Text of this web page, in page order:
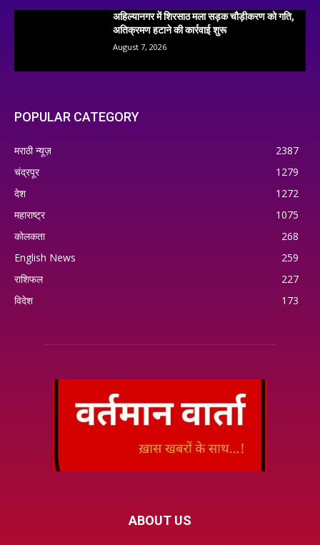
अहिल्यानगर में शिरसाठ मला सड़क चौड़ीकरण को गति,
अतिक्रमण हटाने की कार्रवाई शुरू
August 7, 2026
POPULAR CATEGORY
मराठी न्यूज़
2387
चंद्रपूर
1279
देश
1272
महाराष्ट्र
1075
कोलकता
268
English News
259
राशिफल
227
विदेश
173
ABOUT US